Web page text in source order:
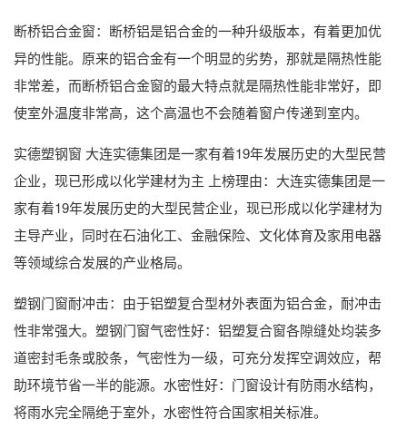
断桥铝合金窗：断桥铝是铝合金的一种升级版本，有着更加优
异的性能。原来的铝合金有一个明显的劣势，那就是隔热性能
非常差，而断桥铝合金窗的最大特点就是隔热性能非常好，即
使室外温度非常高，这个高温也不会随着窗户传递到室内。
实德塑钢窗 大连实德集团是一家有着19年发展历史的大型民营
企业，现已形成以化学建材为主 上榜理由：大连实德集团是一
家有着19年发展历史的大型民营企业，现已形成以化学建材为
主导产业，同时在石油化工、金融保险、文化体育及家用电器
等领域综合发展的产业格局。
塑钢门窗耐冲击：由于铝塑复合型材外表面为铝合金，耐冲击
性非常强大。塑钢门窗气密性好：铝塑复合窗各隙缝处均装多
道密封毛条或胶条，气密性为一级，可充分发挥空调效应，帮
助环境节省一半的能源。水密性好：门窗设计有防雨水结构，
将雨水完全隔绝于室外，水密性符合国家相关标准。